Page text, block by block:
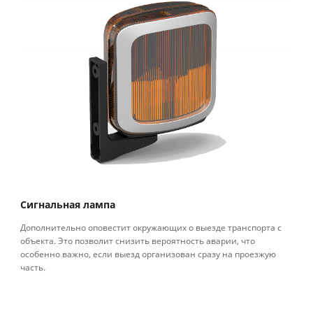
Сигнальная лампа
Дополнительно оповестит окружающих о выезде транспорта с
объекта. Это позволит снизить вероятность аварии, что
особенно важно, если выезд организован сразу на проезжую
часть.